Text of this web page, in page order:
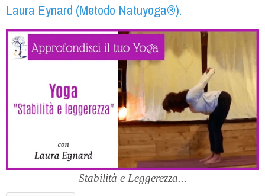
Laura Eynard (Metodo Natuyoga®).
Stabilità e Leggerezza...